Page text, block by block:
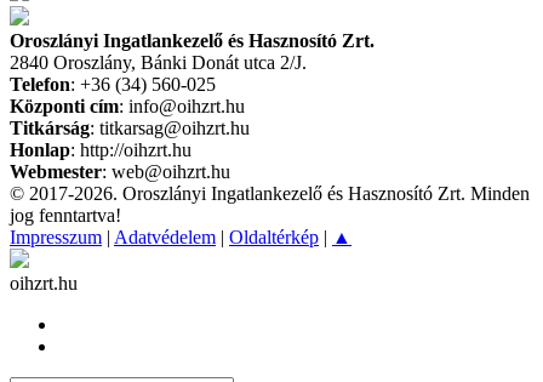
Oroszlányi Ingatlankezelő és Hasznosító Zrt.
2840 Oroszlány, Bánki Donát utca 2/J.
Telefon: +36 (34) 560-025
Központi cím: info@oihzrt.hu
Titkárság: titkarsag@oihzrt.hu
Honlap: http://oihzrt.hu
Webmester: web@oihzrt.hu
© 2017-2026. Oroszlányi Ingatlankezelő és Hasznosító Zrt. Minden
jog fenntartva!
Impresszum | Adatvédelem | Oldaltérkép | ▲
oihzrt.hu